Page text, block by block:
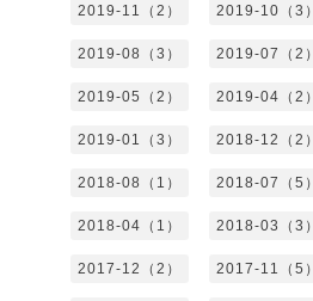
2019-11（2） 2019-10（3）
2019-08（3） 2019-07（2）
2019-05（2） 2019-04（2）
2019-01（3） 2018-12（2）
2018-08（1） 2018-07（5）
2018-04（1） 2018-03（3）
2017-12（2） 2017-11（5）